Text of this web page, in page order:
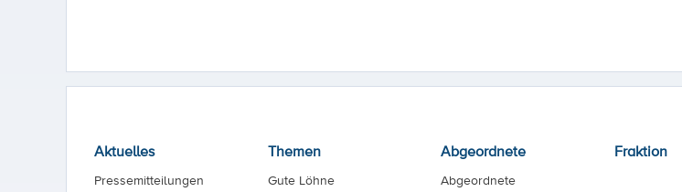
Aktuelles
Pressemitteilungen
Themen
Gute Löhne
Abgeordnete
Abgeordnete
Fraktion